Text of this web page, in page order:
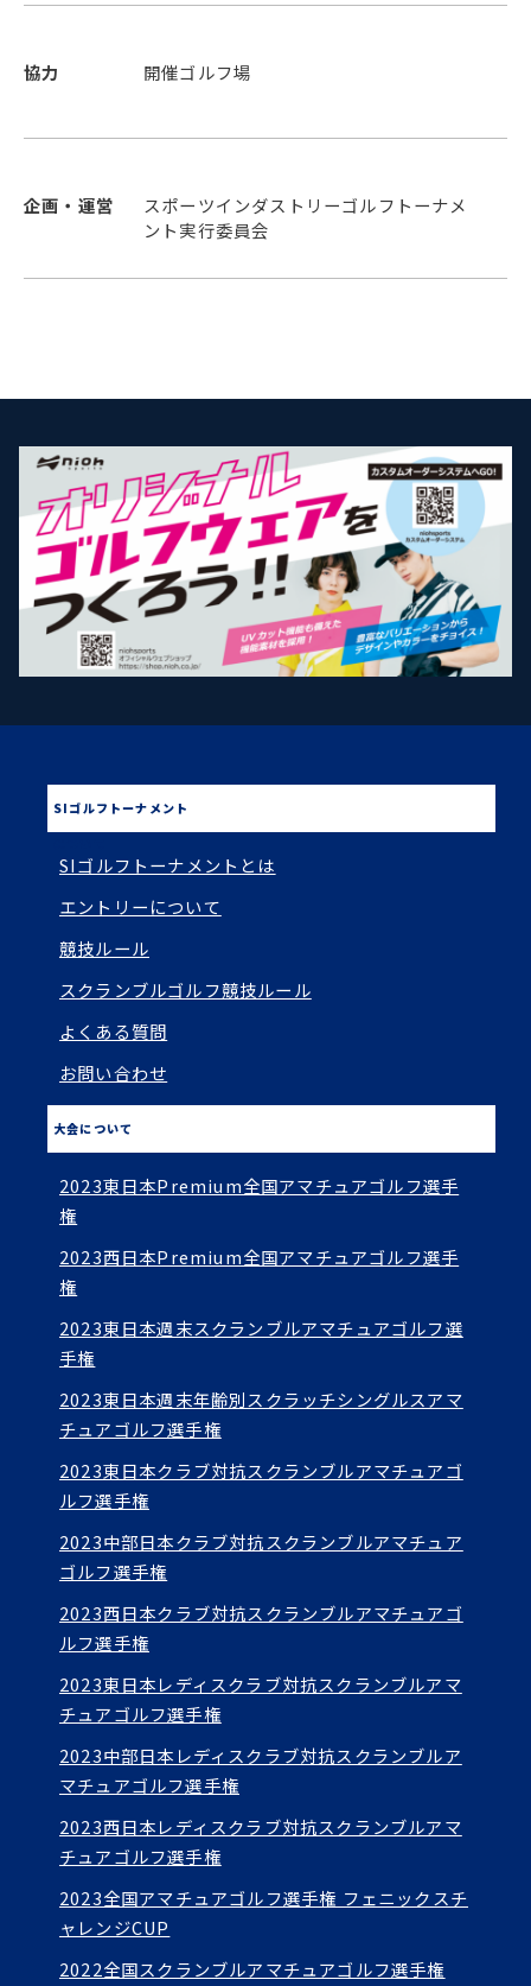
協力 開催ゴルフ場
企画・運営
スポーツインダストリーゴルフトーナメ
ント実行委員会
SIゴルフトーナメント
SIゴルフトーナメントとは
エントリーについて
競技ルール
スクランブルゴルフ競技ルール
よくある質問
お問い合わせ
大会について
2023東日本Premium全国アマチュアゴルフ選手
権
2023西日本Premium全国アマチュアゴルフ選手
権
2023東日本週末スクランブルアマチュアゴルフ選
手権
2023東日本週末年齢別スクラッチシングルスアマ
チュアゴルフ選手権
2023東日本クラブ対抗スクランブルアマチュアゴ
ルフ選手権
2023中部日本クラブ対抗スクランブルアマチュア
ゴルフ選手権
2023西日本クラブ対抗スクランブルアマチュアゴ
ルフ選手権
2023東日本レディスクラブ対抗スクランブルアマ
チュアゴルフ選手権
2023中部日本レディスクラブ対抗スクランブルア
マチュアゴルフ選手権
2023西日本レディスクラブ対抗スクランブルアマ
チュアゴルフ選手権
2023全国アマチュアゴルフ選手権 フェニックスチ
ャレンジCUP
2022全国スクランブルアマチュアゴルフ選手権